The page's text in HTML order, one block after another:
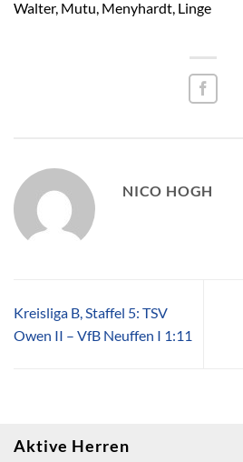
Walter, Mutu, Menyhardt, Linge
NICO HOGH
Kreisliga B, Staffel 5: TSV
Owen II – VfB Neuffen I 1:11
Aktive Herren